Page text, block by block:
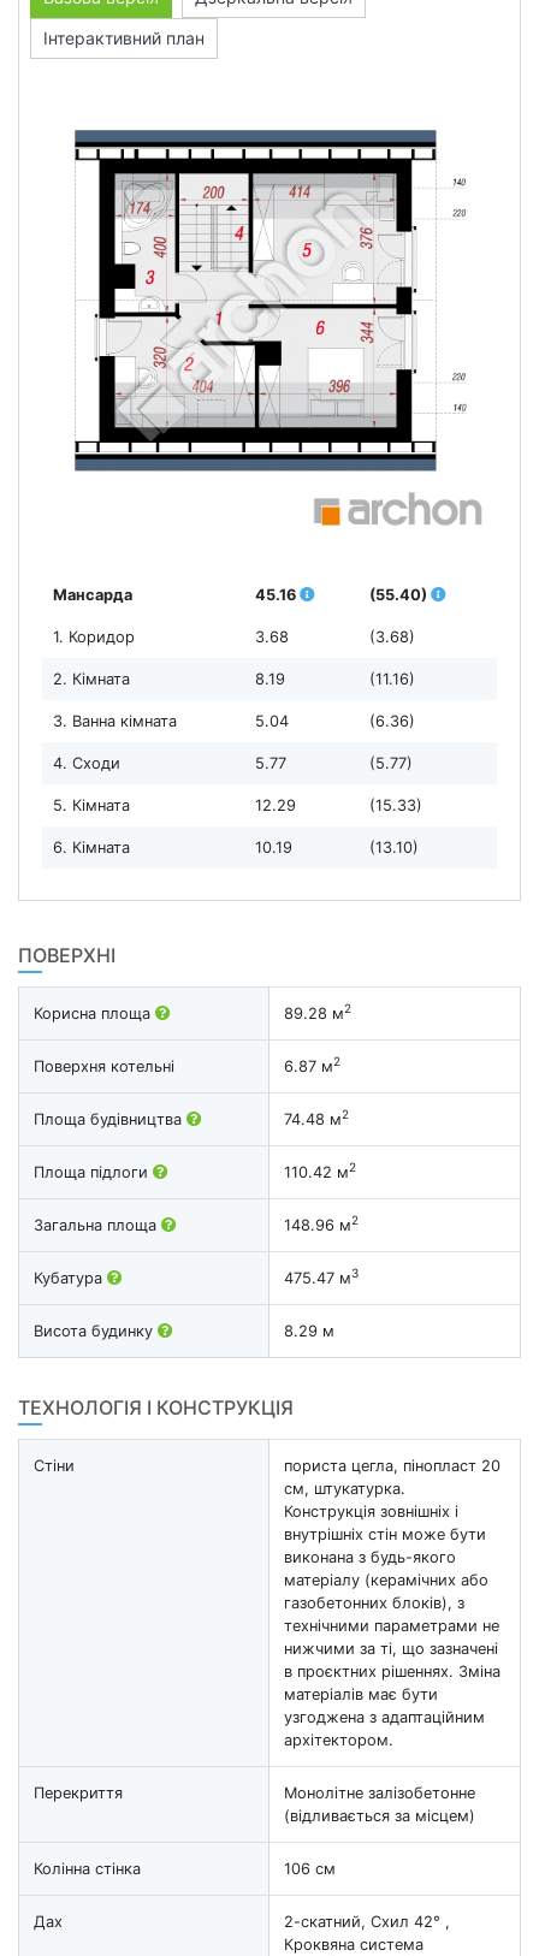
Інтерактивний план
Мансарда 45.16 (55.40)
1. Коридор 3.68 (3.68)
2. Кімната 8.19 (11.16)
3. Ванна кімната 5.04 (6.36)
4. Сходи 5.77 (5.77)
5. Кімната 12.29 (15.33)
6. Кімната 10.19 (13.10)
ПОВЕРХНІ
Корисна площа 89.28 м2
Поверхня котельні 6.87 м2
Площа будівництва 74.48 м2
Площа підлоги 110.42 м2
Загальна площа 148.96 м2
Кубатура 475.47 м3
Висота будинку 8.29 м
ТЕХНОЛОГІЯ І КОНСТРУКЦІЯ
Стіни
пориста цегла, пінопласт 20
см, штукатурка.
Конструкція зовнішніх і
внутрішніх стін може бути
виконана з будь-якого
матеріалу (керамічних або
газобетонних блоків), з
технічними параметрами не
нижчими за ті, що зазначені
в проєктних рішеннях. Зміна
матеріалів має бути
узгоджена з адаптаційним
архітектором.
Перекриття
Монолітне залізобетонне
(відливається за місцем)
Колінна стінка 106 см
Дах
2-скатний, Схил 42° ,
Кроквяна система